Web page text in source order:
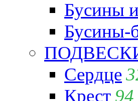
Бусины
Бусины-
Сердце
Крест 94